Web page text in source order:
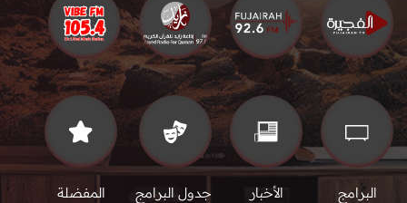
البرامج الأخبار جدول البرامج المفضلة